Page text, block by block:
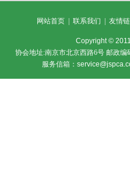
网站首页 联系我们 友情
Copyright ©
协会地址:南京市北京西路6号 邮政编
服务信箱：